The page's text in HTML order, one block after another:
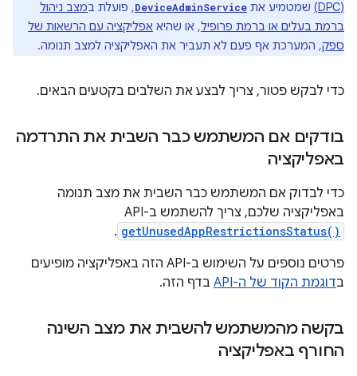
(DPC)
שמטמיע את DeviceAdminService, פועלת במצב ניהול
ברמת בעלים או ברמת פרופיל, או שהיא אפליקציה עם הרשאות של
ספק, המערכת אף פעם לא תעביר את האפליקציה למצב תנומה.
כדי לבקש פטור, צריך לבצע את השלבים בקטעים הבאים.
בודקים אם המשתמש כבר השבית את התרדמה
באפליקציה
כדי לבדוק אם המשתמש כבר השבית את מצב תנומה
באפליקציה שלכם, צריך להשתמש ב-API‏
getUnusedAppRestrictionsStatus()
.
פרטים נוספים על השימוש ב-API הזה באפליקציה מופיעים
בדוגמת הקוד של ה-API בדף הזה.
בקשה מהמשתמש להשבית את מצב השינה
החורף באפליקציה